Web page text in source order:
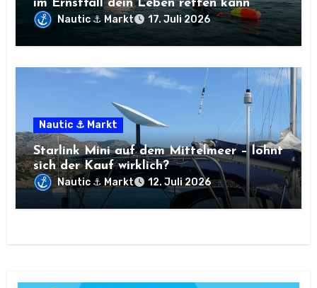
im Ernstfall dein Leben retten kann
Nautic ⚓ Markt 17. Juli 2026
Nautic ⚓ Markt
Starlink Mini auf dem Mittelmeer – lohnt
sich der Kauf wirklich?
Nautic ⚓ Markt 12. Juli 2026